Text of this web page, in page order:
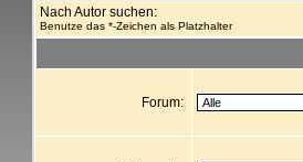
Nach Autor suchen:
Benutze das *-Zeichen als Platzhalter
Forum: